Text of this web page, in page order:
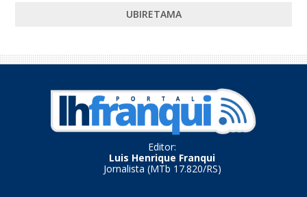
UBIRETAMA
Editor:
Luis Henrique Franqui
Jornalista (MTb 17.820/RS)